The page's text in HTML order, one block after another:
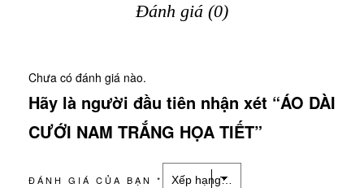
Đánh giá (0)
Chưa có đánh giá nào.
Hãy là người đầu tiên nhận xét “ÁO DÀI
CƯỚI NAM TRẮNG HỌA TIẾT”
ĐÁNH GIÁ CỦA BẠN *